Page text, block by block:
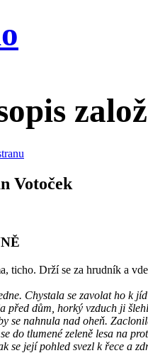
Votoček
ticho. Drží se za hrudník a
Chystala se zavolat ho k
před dům, horký vzduch ji
se nahnula nad oheň.
do tlumené zeleně lesa na
se její pohled svezl k řece a